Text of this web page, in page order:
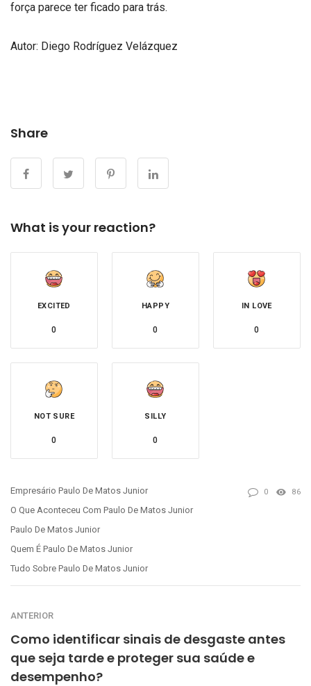
força parece ter ficado para trás.
Autor: Diego Rodríguez Velázquez
Share
What is your reaction?
EXCITED
0
HAPPY
0
IN LOVE
0
NOT SURE
0
SILLY
0
Empresário Paulo De Matos Junior
O Que Aconteceu Com Paulo De Matos Junior
Paulo De Matos Junior
Quem É Paulo De Matos Junior
Tudo Sobre Paulo De Matos Junior
0 86
ANTERIOR
Como identificar sinais de desgaste antes
que seja tarde e proteger sua saúde e
desempenho?